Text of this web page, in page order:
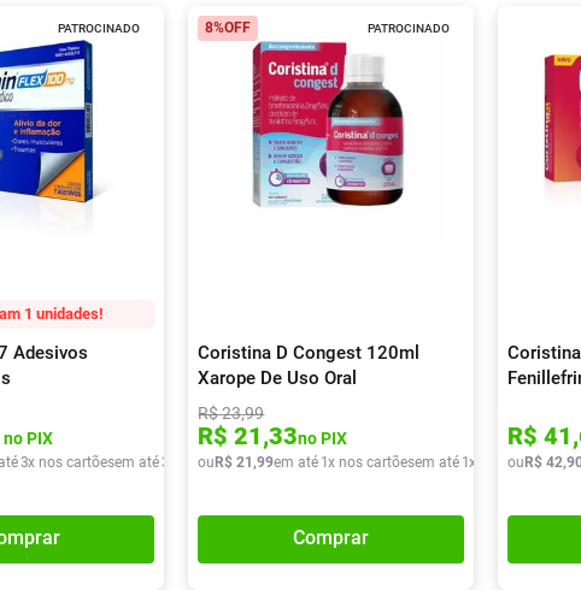
PATROCINADO
1 unidades!
Adesivos
no PIX
3x nos cartõesem até3 R$ 37,22
PATROCINADO
8%OFF
Coristina D Congest 120ml
Xarope De Uso Oral
R$23,99
R$ 21,33no PIX
ou R$ 21 ,99em até 1x nos cartõesem até 1x de R$ 21,99
Comprar
R$ 41,
ou R$ 42,